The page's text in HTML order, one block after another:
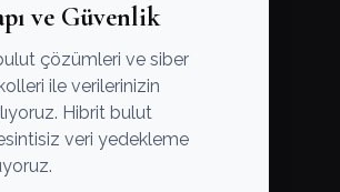
ve Güvenlik
çözümleri ve siber
ile verilerinizin
Hibrit bulut
veri yedekleme